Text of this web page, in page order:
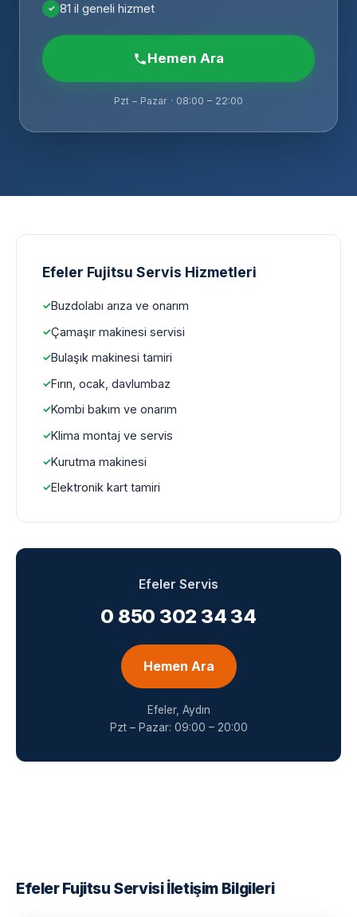
81 il geneli hizmet
Hemen Ara
Pzt – Pazar · 08:00 – 22:00
Efeler Fujitsu Servis Hizmetleri
Buzdolabı arıza ve onarım
Çamaşır makinesi servisi
Bulaşık makinesi tamiri
Fırın, ocak, davlumbaz
Kombi bakım ve onarım
Klima montaj ve servis
Kurutma makinesi
Elektronik kart tamiri
Efeler Servis
0 850 302 34 34
Hemen Ara
Efeler, Aydın
Pzt – Pazar: 09:00 – 20:00
Efeler Fujitsu Servisi İletişim Bilgileri